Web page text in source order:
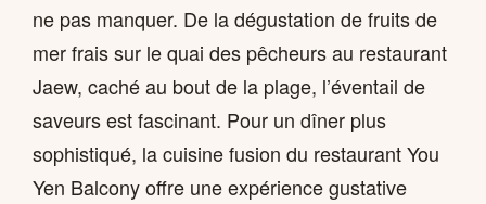
ne pas manquer. De la dégustation de fruits de
mer frais sur le quai des pêcheurs au restaurant
Jaew, caché au bout de la plage, l’éventail de
saveurs est fascinant. Pour un dîner plus
sophistiqué, la cuisine fusion du restaurant You
Yen Balcony offre une expérience gustative